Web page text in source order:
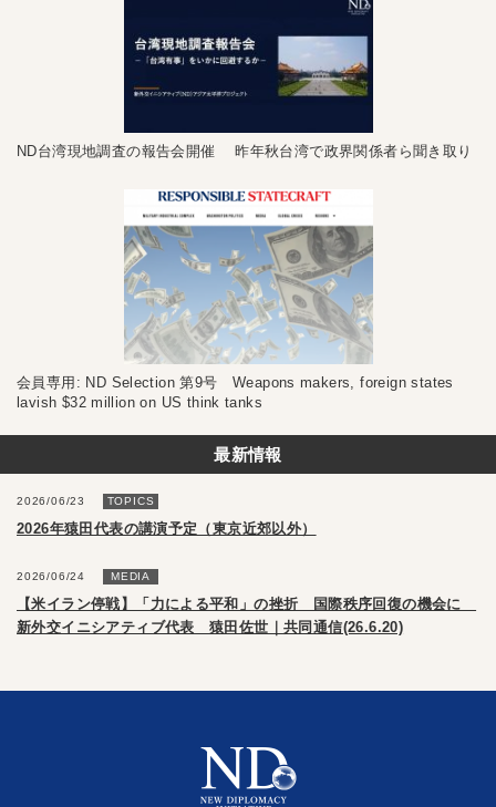
ND台湾現地調査の報告会開催 昨年秋台湾で政界関係者ら聞き取り
会員専用: ND Selection 第9号 Weapons makers, foreign states
lavish $32 million on US think tanks
最新情報
2026/06/23 TOPICS
2026年猿田代表の講演予定（東京近郊以外）
2026/06/24 MEDIA
【米イラン停戦】「力による平和」の挫折 国際秩序回復の機会に
新外交イニシアティブ代表 猿田佐世｜共同通信(26.6.20)